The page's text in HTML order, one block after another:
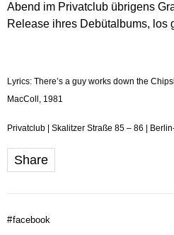
Abend im Privatclub übrigens
Release ihres Debütalbums, los
Lyrics: There’s a guy works down the
MacColl, 1981
Privatclub | Skalitzer Straße 85 – 86 |
Share
#facebook